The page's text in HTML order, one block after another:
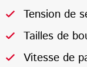
Tension de
Tailles de
Vitesse de